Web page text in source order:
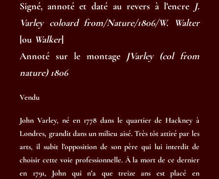
Signé, annoté et daté au revers à l’encre J.
Varley coloard from/Nature/1806/W. Walter
[ou Walker]
Annoté sur le montageJVarley (col from
nature) 1806
Vendu
John Varley, né en 1778 dans le quartier de Hackney à
Londres, grandit dans un milieu aisé. Très tôt attiré par les
arts, il subit l’opposition de son père qui lui interdit de
choisir cette voie professionnelle. À la mort de ce dernier
en 1791, John qui n’a que treize ans est placé en